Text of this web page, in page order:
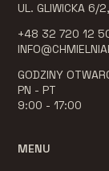
UL. GLIWICKA 6/
+48 32 720 12
GODZINY
PN - PT
9:00 - 17:00
MENU